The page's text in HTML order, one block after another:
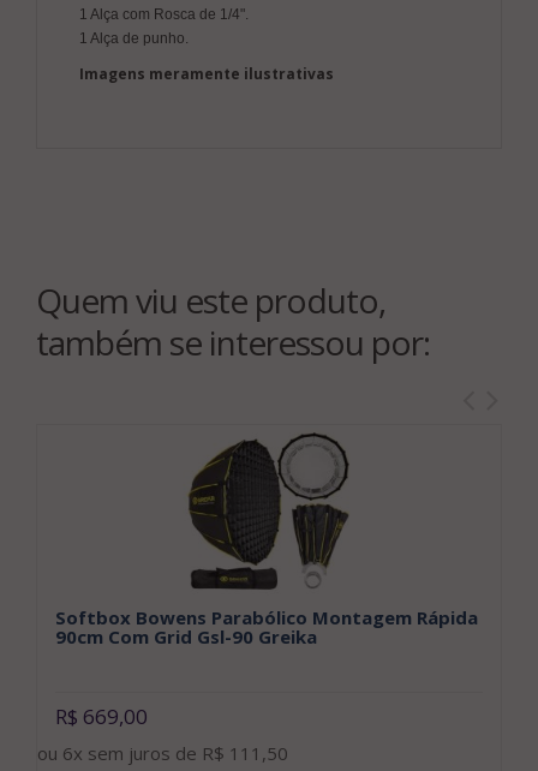
1 Alça com Rosca de 1/4".
1 Alça de punho.
Imagens meramente ilustrativas
Quem viu este produto,
também se interessou por:
Softbox Bowens Parabólico Montagem Rápida
90cm Com Grid Gsl-90 Greika
R$ 669,00
ou 6x sem juros de R$ 111,50